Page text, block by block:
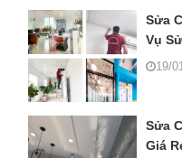
Sửa
Vụ
19/
Sửa
Giá